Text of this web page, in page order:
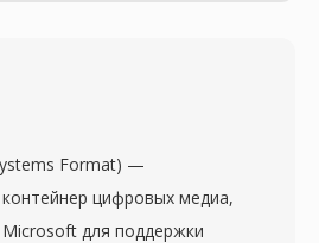
Format) —
цифровых медиа,
для поддержки